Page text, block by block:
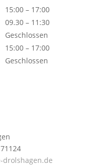
15:00 – 17:00
09.30 – 11:30
Geschlossen
15:00 – 17:00
Geschlossen
drolshagen.de